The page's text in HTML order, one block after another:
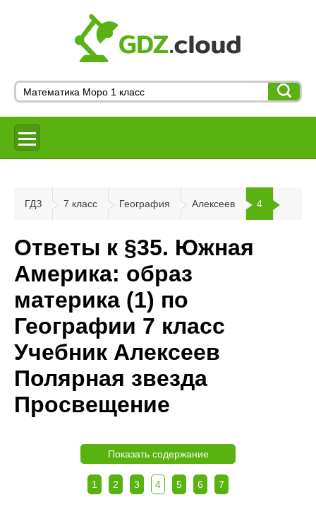
ГДЗ 7 класс География Алексеев 4
Ответы к §35. Южная
Америка: образ
материка (1) по
Географии 7 класс
Учебник Алексеев
Полярная звезда
Просвещение
Показать содержание
1 2 3 4 5 6 7